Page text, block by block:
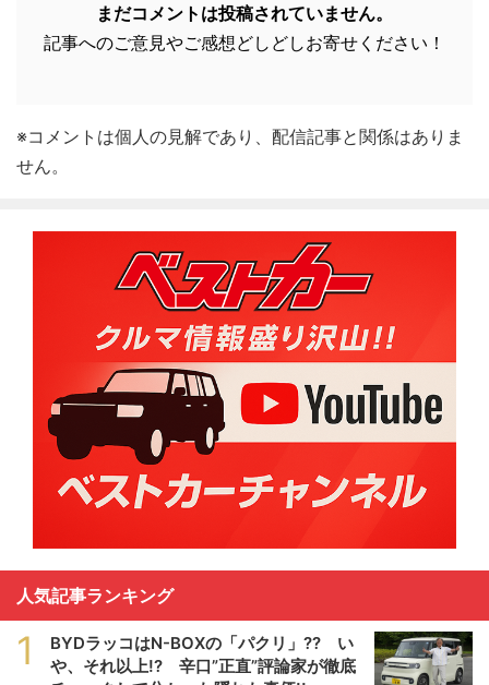
まだコメントは投稿されていません。
記事へのご意見やご感想どしどしお寄せください！
※コメントは個人の見解であり、配信記事と関係はありま
せん。
人気記事ランキング
1
BYDラッコはN-BOXの「パクリ」?? い
や、それ以上!? 辛口”正直”評論家が徹底